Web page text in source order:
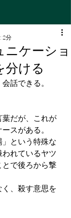
ニケーショ
分ける
2分
話できる。
葉だが、これが
スがある。
という特殊な
れているヤツ
で後ろから撃
、殺す意思を